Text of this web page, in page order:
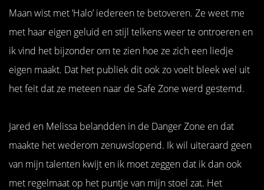
Maan wist met ‘Halo’ iedereen te betoveren. Ze weet me
met haar eigen geluid en stijl telkens weer te ontroeren en
ik vind het bijzonder om te zien hoe ze zich een liedje
eigen maakt. Dat het publiek dit ook zo voelt bleek wel uit
het feit dat ze meteen naar de Safe Zone werd gestemd.
Jared en Melissa belandden in de Danger Zone en dat
maakte het wederom zenuwslopend. Ik wil uiteraard geen
van mijn talenten kwijt en ik moet zeggen dat ik dan ook
met regelmaat op het puntje van mijn stoel zat. Het